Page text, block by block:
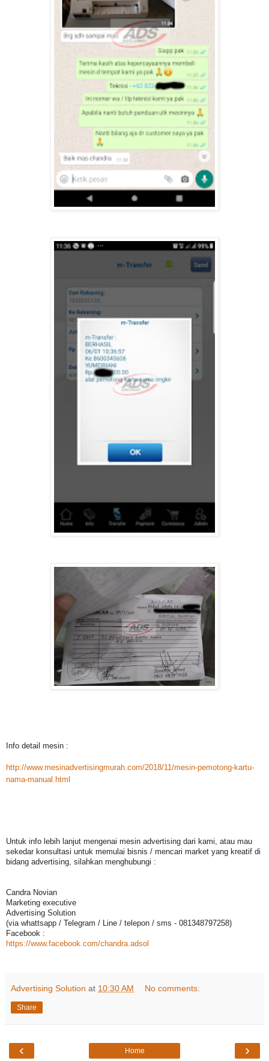
Info detail mesin :
http://www.mesinadvertisingmurah.com/2018/11/mesin-pemotong-kartu-
nama-manual.html
Untuk info lebih lanjut mengenai mesin advertising dari kami, atau mau
sekedar konsultasi untuk memulai bisnis / mencari market yang kreatif di
bidang advertising, silahkan menghubungi :
Candra Novian
Marketing executive
Advertising Solution
(via whattsapp / Telegram / Line / telepon / sms - 081348797258)
Facebook :
https://www.facebook.com/chandra.adsol
Advertising Solution at 10:30 AM No comments:
Share
‹ ›
Home